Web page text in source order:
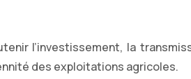
l’investissement, la
des exploitations agricoles.